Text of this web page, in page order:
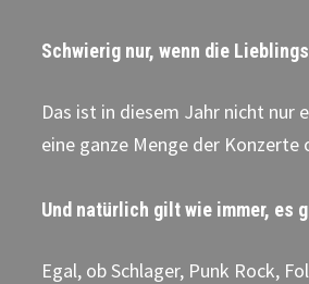
Schwierig nur, wenn die
Das ist in diesem Jahr nicht nur
eine ganze Menge der Konzerte
Und natürlich gilt wie immer, es
Egal, ob Schlager, Punk Rock,